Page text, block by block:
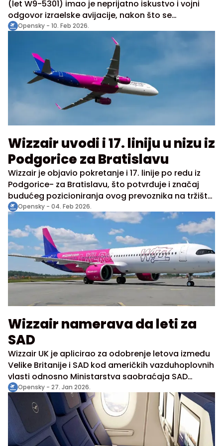
(let W9-5301) imao je neprijatno iskustvo i vojni
odgovor izraelske avijacije, nakon što se
ispostavilo da je bezbednosno upozorenje u
vazduhu identično povezano sa imenom Wi-Fi hot
spota jednog od putnika, da bi se kasnije
ispostavilo da je upozorenje bilo lažno, a ime šifre
je promenilo dete tokom leta.
Opensky - 10. Feb 2026.
Wizzair uvodi i 17. liniju u nizu iz
Podgorice za Bratislavu
Wizzair je objavio pokretanje i 17. linije po redu iz
Podgorice- za Bratislavu, što potvrđuje i značaj
budućeg pozicioniranja ovog prevoznika na tržištu
Crne Gore. Početak operacija je najavljen za 21. maj
na bazi tri nedeljna leta- utorkom, četvrtkom i
subotom, a planirani avion na ruti biće Airbus
A321neo.
Opensky - 04. Feb 2026.
Wizzair namerava da leti za
SAD
Wizzair UK je aplicirao za odobrenje letova između
Velike Britanije i SAD kod američkih vazduhoplovnih
vlasti odnosno Ministarstva saobraćaja SAD
(DOT), što pokazuje namere i ambcijie
transatlantske ekspanzije britanske ispostave
velikog evropskog low-cost prevoznika. Aktuelno
apliciranje Wizzair-a podrazumeva dozvolu za
obavljanje čarter odnosno redovnog saobraćaja, i
Opensky - 27. Jan 2026.